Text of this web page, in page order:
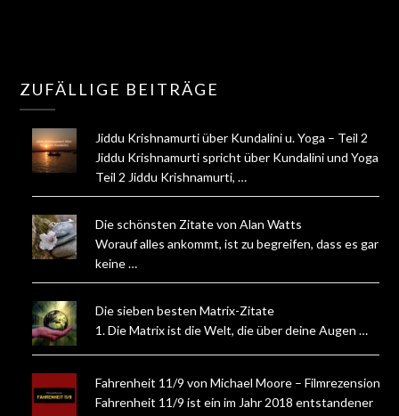
ZUFÄLLIGE BEITRÄGE
Jiddu Krishnamurti über Kundalini u. Yoga – Teil 2
Jiddu Krishnamurti spricht über Kundalini und Yoga -
Teil 2 Jiddu Krishnamurti, …
Die schönsten Zitate von Alan Watts
Worauf alles ankommt, ist zu begreifen, dass es gar
keine …
Die sieben besten Matrix-Zitate
1. Die Matrix ist die Welt, die über deine Augen …
Fahrenheit 11/9 von Michael Moore – Filmrezension
Fahrenheit 11/9 ist ein im Jahr 2018 entstandener